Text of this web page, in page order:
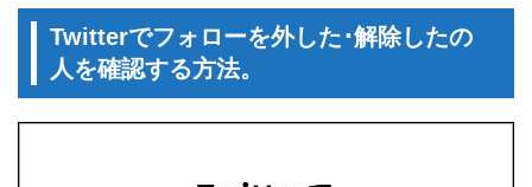
Twitterでフォローを外した･解除したの
人を確認する方法。